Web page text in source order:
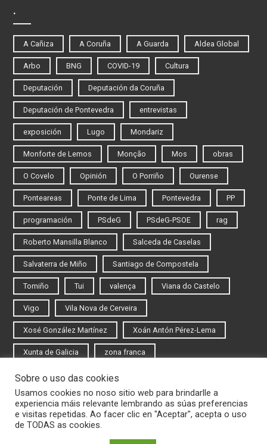
.
A Cañiza A Coruña A Guarda Aldea Global
Arbo BNG COVID-19 Cultura
Deputación Deputación da Coruña
Deputación de Pontevedra entrevistas
exposición Lugo Mondariz
Monforte de Lemos Monção Mos obras
O Covelo Opinión O Porriño Ourense
Ponteareas Ponte de Lima Pontevedra PP
programación PSdeG PSdeG-PSOE rag
Roberto Mansilla Blanco Salceda de Caselas
Salvaterra de Miño Santiago de Compostela
Tomiño Tui valença Viana do Castelo
Vigo Vila Nova de Cerveira
Xosé González Martínez Xoán Antón Pérez-Lema
Xunta de Galicia zona franca
Iniciar sesión
Rexistrarse
Sobre o uso das cookies
Usamos cookies no noso sitio web para brindarlle a
experiencia máis relevante lembrando as súas preferencias
e visitas repetidas. Ao facer clic en "Aceptar", acepta o uso
de TODAS as cookies.